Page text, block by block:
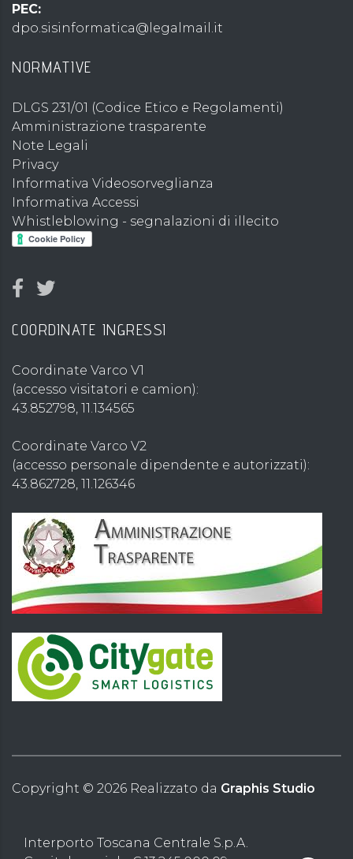
PEC:
dpo.sisinformatica@legalmail.it
NORMATIVE
DLGS 231/01 (Codice Etico e Regolamenti)
Amministrazione trasparente
Note Legali
Privacy
Informativa Videosorveglianza
Informativa Accessi
Whistleblowing - segnalazioni di illecito
COORDINATE INGRESSI
Coordinate Varco V1
(accesso visitatori e camion):
43.852798, 11.134565
Coordinate Varco V2
(accesso personale dipendente e autorizzati):
43.862728, 11.126346
Copyright © 2026 Realizzato da Graphis Studio
Interporto Toscana Centrale S.p.A.